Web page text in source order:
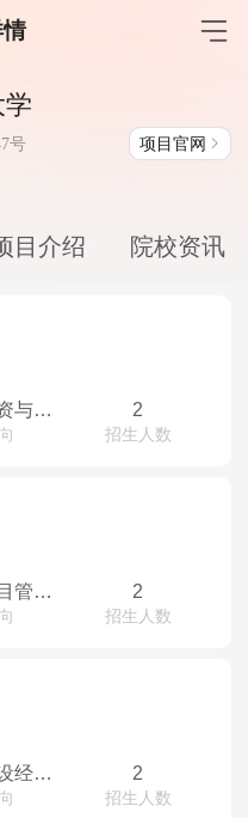
情
学制学费
报名流程
报名流程
学制学费
报名流程
号 项目官网
目介绍 院校资讯
(01)工程投资与造价管理 2
招生人数
(02)工程项目管理与风险评估 2
招生人数
(03)矿山建设经济评价与管理 2
招生人数